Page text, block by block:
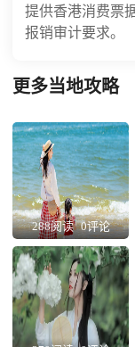
提供香港消费票
报销审计要求。
更多当地攻略
288阅读 0评论